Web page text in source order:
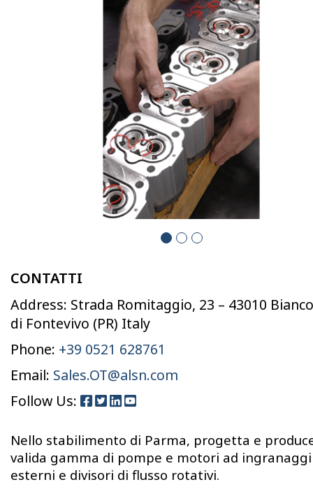
CONTATTI
Address: Strada Romitaggio, 23 – 43010
di Fontevivo (PR) Italy
Phone: +39 0521 628761
Email: Sales.OT@alsn.com
Follow Us:
Nello stabilimento di Parma, progetta e
valida gamma di pompe e motori ad ingranaggi
esterni e divisori di flusso rotativi.